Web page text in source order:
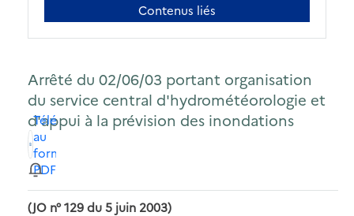
Contenus liés
Arrêté du 02/06/03 portant organisation
du service central d'hydrométéorologie et
d'appui à la prévision des inondations
Télécharger
au
format
PDF
(JO n° 129 du 5 juin 2003)